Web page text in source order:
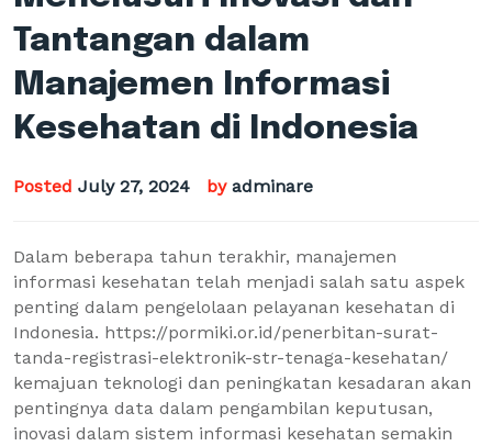
Tantangan dalam
Manajemen Informasi
Kesehatan di Indonesia
Posted July 27, 2024 by adminare
Dalam beberapa tahun terakhir, manajemen
informasi kesehatan telah menjadi salah satu aspek
penting dalam pengelolaan pelayanan kesehatan di
Indonesia. https://pormiki.or.id/penerbitan-surat-
tanda-registrasi-elektronik-str-tenaga-kesehatan/
kemajuan teknologi dan peningkatan kesadaran akan
pentingnya data dalam pengambilan keputusan,
inovasi dalam sistem informasi kesehatan semakin